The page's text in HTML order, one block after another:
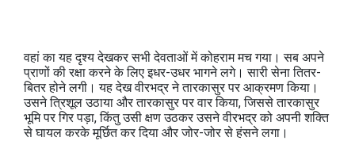
वहां का यह दृश्य देखकर सभी देवताओं में कोहराम मच गया। सब अपने
प्राणों की रक्षा करने के लिए इधर-उधर भागने लगे। सारी सेना तितर-
बितर होने लगी। यह देख वीरभद्र ने तारकासुर पर आक्रमण किया।
उसने त्रिशूल उठाया और तारकासुर पर वार किया, जिससे तारकासुर
भूमि पर गिर पड़ा, किंतु उसी क्षण उठकर उसने वीरभद्र को अपनी शक्ति
से घायल करके मूर्छित कर दिया और जोर-जोर से हंसने लगा।